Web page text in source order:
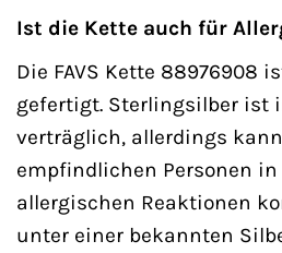
Ist die Kette auch für
Die FAVS Kette 88976908
gefertigt. Sterlingsilber ist
verträglich, allerdings
empfindlichen Personen in
allergischen Reaktionen
unter einer bekannten